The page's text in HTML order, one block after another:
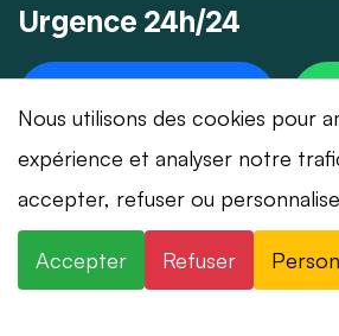
Urgence 24h/24
© 2026 Dépannage-
réservés | Suisse
Nous utilisons des cookies pour
expérience et analyser notre
accepter, refuser ou
Accepter Refuser